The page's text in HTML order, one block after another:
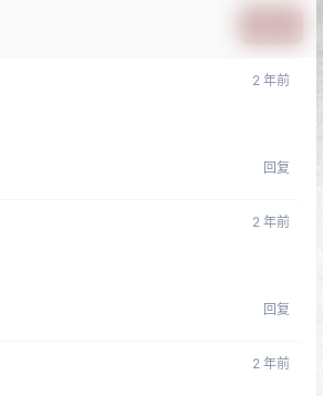
2 年前
回复
2 年前
回复
2 年前